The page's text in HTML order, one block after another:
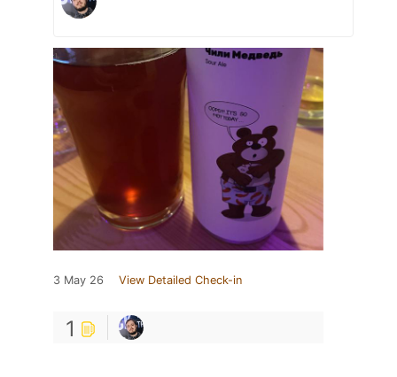
3 May 26 View Detailed Check-in
1